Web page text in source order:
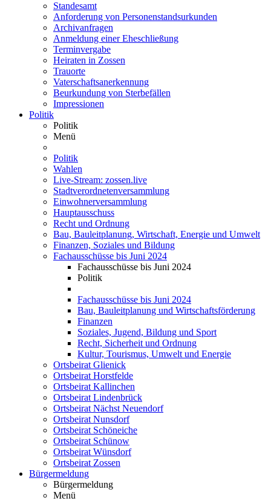
Standesamt
Anforderung von Personenstandsurkunden
Archivanfragen
Anmeldung einer Eheschließung
Terminvergabe
Heiraten in Zossen
Trauorte
Vaterschaftsanerkennung
Beurkundung von Sterbefällen
Impressionen
Politik
Politik
Menü
Politik
Wahlen
Live-Stream: zossen.live
Stadtverordnetenversammlung
Einwohnerversammlung
Hauptausschuss
Recht und Ordnung
Bau, Bauleitplanung, Wirtschaft, Energie und Umwelt
Finanzen, Soziales und Bildung
Fachausschüsse bis Juni 2024
Fachausschüsse bis Juni 2024
Politik
Fachausschüsse bis Juni 2024
Bau, Bauleitplanung und Wirtschaftsförderung
Finanzen
Soziales, Jugend, Bildung und Sport
Recht, Sicherheit und Ordnung
Kultur, Tourismus, Umwelt und Energie
Ortsbeirat Glienick
Ortsbeirat Horstfelde
Ortsbeirat Kallinchen
Ortsbeirat Lindenbrück
Ortsbeirat Nächst Neuendorf
Ortsbeirat Nunsdorf
Ortsbeirat Schöneiche
Ortsbeirat Schünow
Ortsbeirat Wünsdorf
Ortsbeirat Zossen
Bürgermeldung
Bürgermeldung
Menü